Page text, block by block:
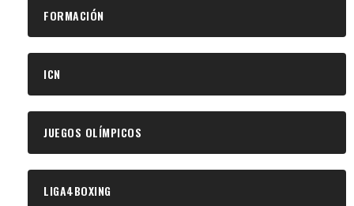
FORMACIÓN
ICN
JUEGOS OLÍMPICOS
LIGA4BOXING